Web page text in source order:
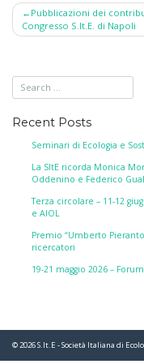
Post
navigation
Pubblicazioni dei
Congresso S.It.E. di Napoli
Recent Posts
Seminari di Ecologia e
La SItE ricorda Monica
Oddenino e Federico
Terza circolare – 11-12
e AIOL
Premio “Umberto
ricercatori
19-21 maggio 2026 –
© 2026S.It.E - Società Italiana di